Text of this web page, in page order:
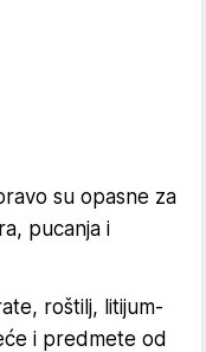
su opasne za
pucanja i
roštilj, litijum-
i predmete od